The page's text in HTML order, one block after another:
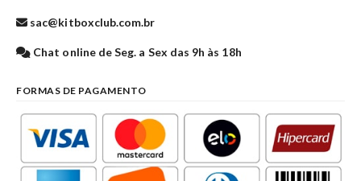
sac@kitboxclub.com.br
Chat online de Seg. a Sex das 9h às 18h
FORMAS DE PAGAMENTO